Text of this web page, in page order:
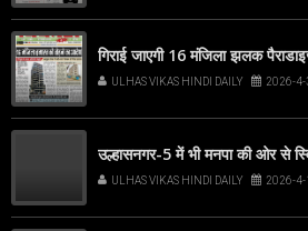
गिराई जाएगी 16 मंजिला झलक
ULHAS VIKAS HINDI DAILY 2026-4-
उल्हासनगर-5 में भी मनपा की ओर से
ULHAS VIKAS HINDI DAILY 2026-4-1